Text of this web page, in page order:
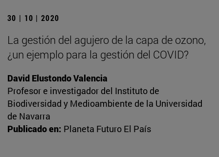
30 | 10 | 2020
La gestión del agujero de la capa de ozono,
¿un ejemplo para la gestión del COVID?
David Elustondo Valencia
Profesor e investigador del Instituto de
Biodiversidad y Medioambiente de la Universidad
de Navarra
Publicado en: Planeta Futuro El País